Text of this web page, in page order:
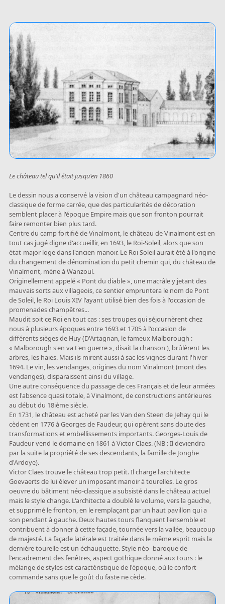
Le château tel qu'il était jusqu'en 1860
Le dessin nous a conservé la vision d'un château campagnard néo-
classique de forme carrée, que des particularités de décoration
semblent placer à l'époque Empire mais que son fronton pourrait
faire remonter bien plus tard.
Centre du camp fortifié de Vinalmont, le château de Vinalmont est en
tout cas jugé digne d'accueillir, en 1693, le Roi-Soleil, alors que son
état-major loge dans l'ancien manoir. Le Roi Soleil aurait été à l'origine
du changement de dénomination du petit chemin qui, du château de
Vinalmont, mène à Wanzoul.
Originellement appelé « Pont du diable », une macrâle y jetant des
mauvais sorts aux villageois, ce sentier empruntera le nom de Pont
de Soleil, le Roi Louis XIV l'ayant utilisé bien des fois à l'occasion de
promenades champêtres...
Maudit soit ce Roi en tout cas : ses troupes qui séjournèrent chez
nous à plusieurs époques entre 1693 et 1705 à l'occasion de
différents sièges de Huy (D'Artagnan, le fameux Malborough :
« Malborough s'en va t'en guerre », disait la chanson ), brûlèrent les
arbres, les haies. Mais ils mirent aussi à sac les vignes durant l'hiver
1694. Le vin, les vendanges, origines du nom Vinalmont (mont des
vendanges), disparaissent ainsi du village.
Une autre conséquence du passage de ces Français et de leur armées
est l'absence quasi totale, à Vinalmont, de constructions antérieures
au début du 18ième siècle.
En 1731, le château est acheté par les Van den Steen de Jehay qui le
cèdent en 1776 à Georges de Faudeur, qui opèrent sans doute des
transformations et embellissements importants. Georges-Louis de
Faudeur vend le domaine en 1861 à Victor Claes. (NB : Il deviendra
par la suite la propriété de ses descendants, la famille de Jonghe
d'Ardoye).
Victor Claes trouve le château trop petit. Il charge l'architecte
Goevaerts de lui élever un imposant manoir à tourelles. Le gros
oeuvre du bâtiment néo-classique a subsisté dans le château actuel
mais le style change. L'architecte a doublé le volume, vers la gauche,
et supprimé le fronton, en le remplaçant par un haut pavillon qui a
son pendant à gauche. Deux hautes tours flanquent l'ensemble et
contribuent à donner à cette façade, tournée vers la vallée, beaucoup
de majesté. La façade latérale est traitée dans le même esprit mais la
dernière tourelle est un échauguette. Style néo -baroque de
l'encadrement des fenêtres, aspect gothique donné aux tours : le
mélange de styles est caractéristique de l'époque, où le confort
commande sans que le goût du faste ne cède.